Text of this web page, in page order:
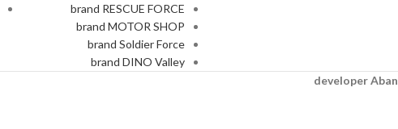
brand RESCUE FORCE
brand MOTOR SHOP
brand Soldier Force
brand DINO Valley